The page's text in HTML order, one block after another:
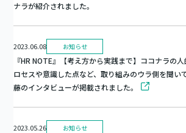
ナラが紹介されました。
2023.06.08 お知らせ
『HR NOTE』【考え方から実践まで】ココナラの
ロセスや意識した点など、取り組みのウラ側を聞い
藤のインタビューが掲載されました。
2023.05.26 お知らせ